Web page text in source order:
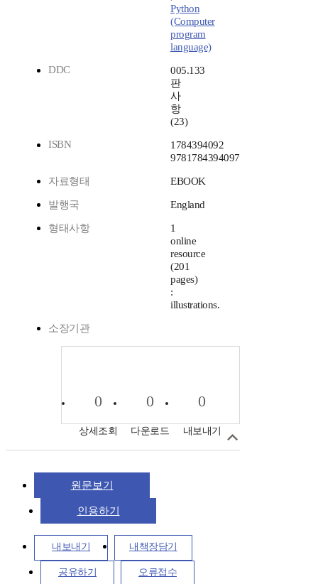
Python
(Computer
program
language)
DDC
005.133
판
사
항
(23)
ISBN
1784394092
9781784394097
자료형태 EBOOK
발행국 England
형태사항
1
online
resource
(201
pages)
:
illustrations.
소장기관
0
상세조회
0
다운로드
0
내보내기
원문보기
인용하기
내보내기 내책장담기
공유하기 오류접수